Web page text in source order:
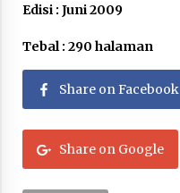
Edisi : Juni 2009
Tebal : 290 halaman
Share on Facebook
Share on Google